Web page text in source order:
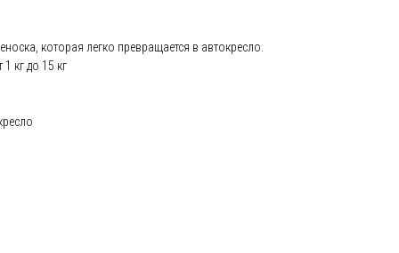
которая легко превращается в автокресло.
кг до 15 кг